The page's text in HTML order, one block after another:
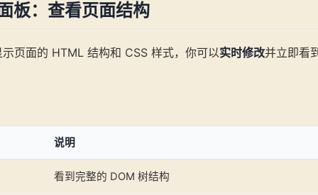
板：查看页面结构
页面的 HTML 结构和 CSS 样式，你可以实时修改并立即看
说明
看到完整的 DOM 树结构